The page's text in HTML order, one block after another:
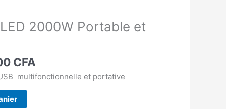
2000W Portable et
CFA.
CFA
prix
actuel
multifonctionnelle et portative